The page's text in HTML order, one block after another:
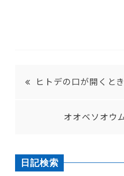
ヒトデの口が開くとき
オオベソオウ
日記検索